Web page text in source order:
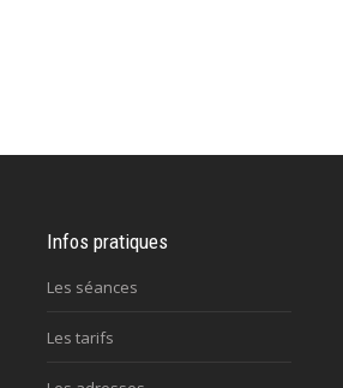
Infos pratiques
Les séances
Les tarifs